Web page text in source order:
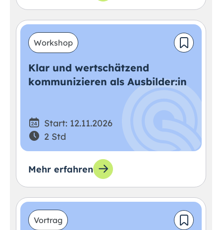
Workshop
Klar und wertschätzend
kommunizieren als Ausbilder:in
Start: 12.11.2026
2 Std
Mehr erfahren
Vortrag